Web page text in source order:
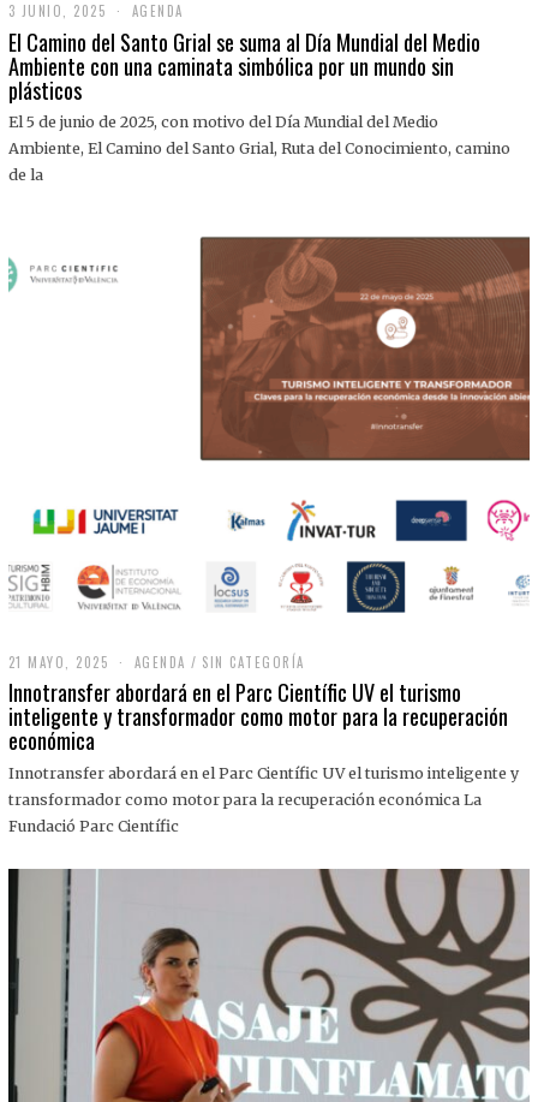
3 JUNIO, 2025
J
U
N
,
0
AGENDA
El Camino del Santo Grial se suma al Día Mundial del Medio
Ambiente con una caminata simbólica por un mundo sin
plásticos
El 5 de junio de 2025, con motivo del Día Mundial del Medio
Ambiente, El Camino del Santo Grial, Ruta del Conocimiento, camino
de la
21 MAYO, 2025
M
A
Y
,
0
2
AGENDA / SIN CATEGORÍA
Innotransfer abordará en el Parc Científic UV el turismo
inteligente y transformador como motor para la recuperación
económica
Innotransfer abordará en el Parc Científic UV el turismo inteligente y
transformador como motor para la recuperación económica La
Fundació Parc Científic